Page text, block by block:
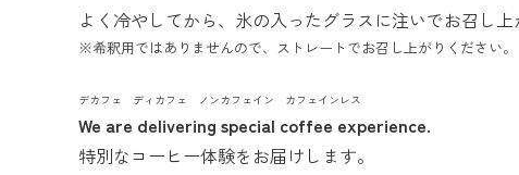
よく冷やしてから、氷の入ったグラスに注いでお召し
※希釈用ではありませんので、ストレートでお召し上がりください。
デカフェ ディカフェ ノンカフェイン カフェインレス
We are delivering special coffee experience.
特別なコーヒー体験をお届けします。